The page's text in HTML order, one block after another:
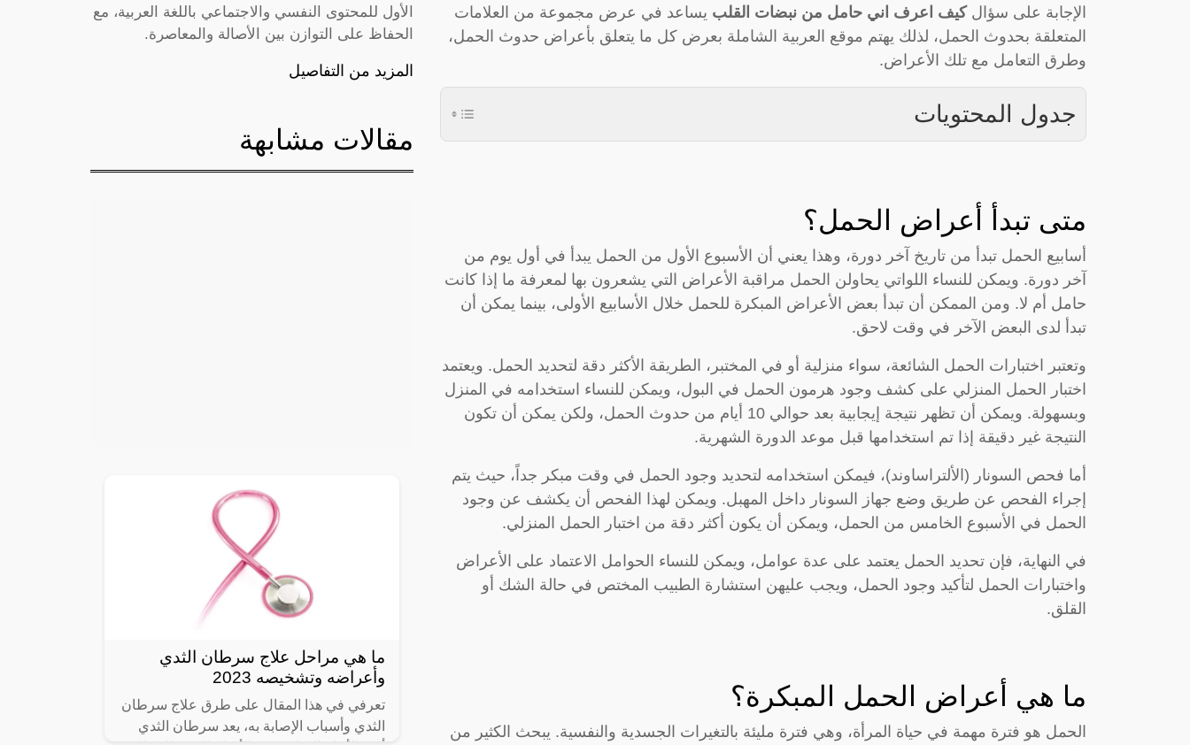
الإجابة على سؤالكيف اعرف اني حامل من نبضات القلب يساعد في عرض مجموعة من العلامات
المتعلقة بحدوث الحمل، لذلك يهتم موقع العربية الشاملة بعرض كل ما يتعلق بأعراض حدوث الحمل،
وطرق التعامل مع تلك الأعراض.
جدول المحتويات
متى تبدأ أعراض الحمل؟
أسابيع الحمل تبدأ من تاريخ آخر دورة، وهذا يعني أن الأسبوع الأول من الحمل يبدأ في أول يوم من
آخر دورة. ويمكن للنساء اللواتي يحاولن الحمل مراقبة الأعراض التي يشعرون بها لمعرفة ما إذا كانت
حامل أم لا. ومن الممكن أن تبدأ بعض الأعراض المبكرة للحمل خلال الأسابيع الأولى، بينما يمكن أن
تبدأ لدى البعض الآخر في وقت لاحق.
وتعتبر اختبارات الحمل الشائعة، سواء منزلية أو في المختبر، الطريقة الأكثر دقة لتحديد الحمل. ويعتمد
اختبار الحمل المنزلي على كشف وجود هرمون الحمل في البول، ويمكن للنساء استخدامه في المنزل
وبسهولة. ويمكن أن تظهر نتيجة إيجابية بعد حوالي 10 أيام من حدوث الحمل، ولكن يمكن أن تكون
النتيجة غير دقيقة إذا تم استخدامها قبل موعد الدورة الشهرية.
أما فحص السونار (الألتراساوند)، فيمكن استخدامه لتحديد وجود الحمل في وقت مبكر جداً، حيث يتم
إجراء الفحص عن طريق وضع جهاز السونار داخل المهبل. ويمكن لهذا الفحص أن يكشف عن وجود
الحمل في الأسبوع الخامس من الحمل، ويمكن أن يكون أكثر دقة من اختبار الحمل المنزلي.
في النهاية، فإن تحديد الحمل يعتمد على عدة عوامل، ويمكن للنساء الحوامل الاعتماد على الأعراض
واختبارات الحمل لتأكيد وجود الحمل، ويجب عليهن استشارة الطبيب المختص في حالة الشك أو
القلق.
ما هي أعراض الحمل المبكرة؟
الحمل هو فترة مهمة في حياة المرأة، وهي فترة مليئة بالتغيرات الجسدية والنفسية. يبحث الكثير من
الأول للمحتوى النفسي والاجتماعي باللغة العربية، مع
الحفاظ على التوازن بين الأصالة والمعاصرة.
المزيد من التفاصيل
مقالات مشابهة
ما هي مراحل علاج سرطان الثدي
وأعراضه وتشخيصه 2023
تعرفي في هذا المقال على طرق علاج سرطان
الثدي وأسباب الإصابة به، يعد سرطان الثدي